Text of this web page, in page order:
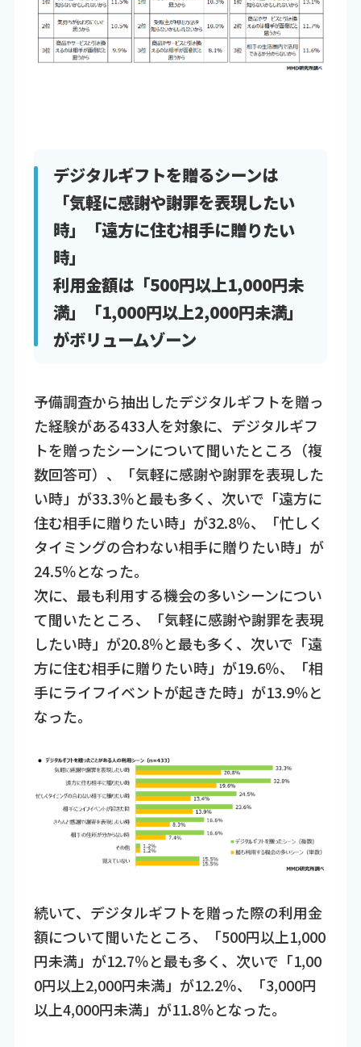
デジタルギフトを贈るシーンは
「気軽に感謝や謝罪を表現したい
時」「遠方に住む相手に贈りたい
時」
利用金額は「500円以上1,000円未
満」「1,000円以上2,000円未満」
がボリュームゾーン
予備調査から抽出したデジタルギフトを贈っ
た経験がある433人を対象に、デジタルギフ
トを贈ったシーンについて聞いたところ（複
数回答可）、「気軽に感謝や謝罪を表現した
い時」が33.3％と最も多く、次いで「遠方に
住む相手に贈りたい時」が32.8％、「忙しく
タイミングの合わない相手に贈りたい時」が
24.5％となった。
次に、最も利用する機会の多いシーンについ
て聞いたところ、「気軽に感謝や謝罪を表現
したい時」が20.8％と最も多く、次いで「遠
方に住む相手に贈りたい時」が19.6％、「相
手にライフイベントが起きた時」が13.9％と
なった。
続いて、デジタルギフトを贈った際の利用金
額について聞いたところ、「500円以上1,000
円未満」が12.7％と最も多く、次いで「1,00
0円以上2,000円未満」が12.2％、「3,000円
以上4,000円未満」が11.8％となった。